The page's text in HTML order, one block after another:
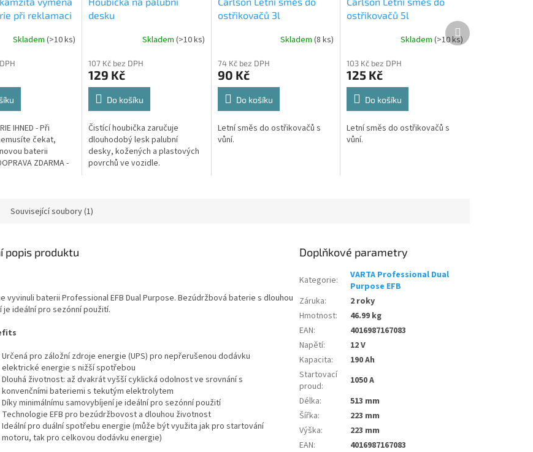
při reklamaci
Skladem (>10 ks)
IHNED - Při
čekat,
baterii
ZDARMA -
desku
Skladem (>10 ks)
107 Kč bez DPH
129 Kč
Do košíku
Čistící houbička zaručuje
dlouhodobý lesk palubní
desky, kožených a plastových
povrchů ve vozidle.
ostřikovačů 3l
Skladem(8 ks)
74 Kč bez DPH
90 Kč
Do košíku
Letní směs do ostřikovačů s
vůní.
ostřikovačů 5l
Skladem (>10 ks)
103 Kč bez DPH
125 Kč
Do košíku
Letní směs do ostřikovačů s
vůní.
Další
produkt
Související soubory (1)
popis produktu
vyvinuli baterii Professional EFB Dual Purpose. Bezúdržbová baterie s dlouhou
ideální pro sezónní použití.
Určená pro záložní zdroje energie (UPS) pro nepřerušenou dodávku
elektrické energie s nižší spotřebou
Dlouhá životnost: až dvakrát vyšší cyklická odolnost ve srovnání s
konvenčními bateriemi s tekutým elektrolytem
Díky minimálnímu samovybíjení je ideální pro sezónní použití
Technologie EFB pro bezúdržbovost a dlouhou životnost
Ideální pro duální spotřebu energie (může být využita jak pro startování
motoru, tak pro celkovou dodávku energie)
Doplňkové parametry
Kategorie:
VARTA Professional Dual
Purpose EFB
Záruka:
2 roky
Hmotnost:
46.99 kg
EAN:
4016987167083
Napětí:
12 V
Kapacita:
190 Ah
Startovací
proud:
1050 A
Délka:
513 mm
Šířka:
223 mm
Výška:
223 mm
EAN: 4016987167083